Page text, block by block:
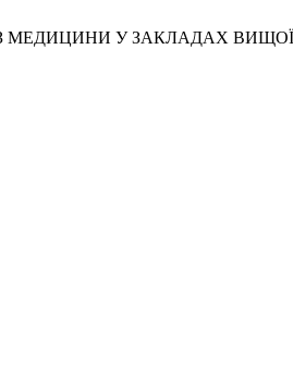
МЕДИЦИНИ У ЗАКЛАДАХ ВИЩОЇ